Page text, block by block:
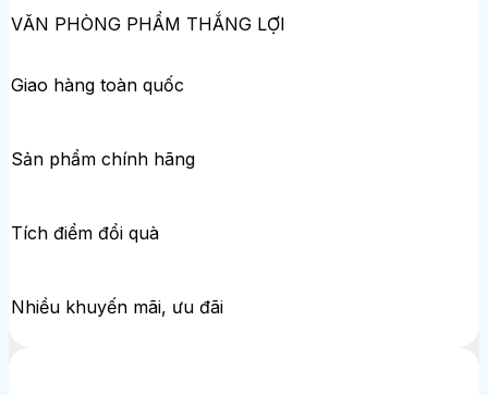
VĂN PHÒNG PHẨM THẮNG LỢI
Giao hàng toàn quốc
Sản phẩm chính hãng
Tích điểm đổi quà
Nhiều khuyến mãi, ưu đãi